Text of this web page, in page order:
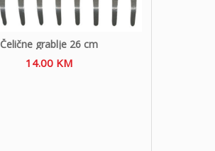
Čelične grablje 26 cm
14.00 KM